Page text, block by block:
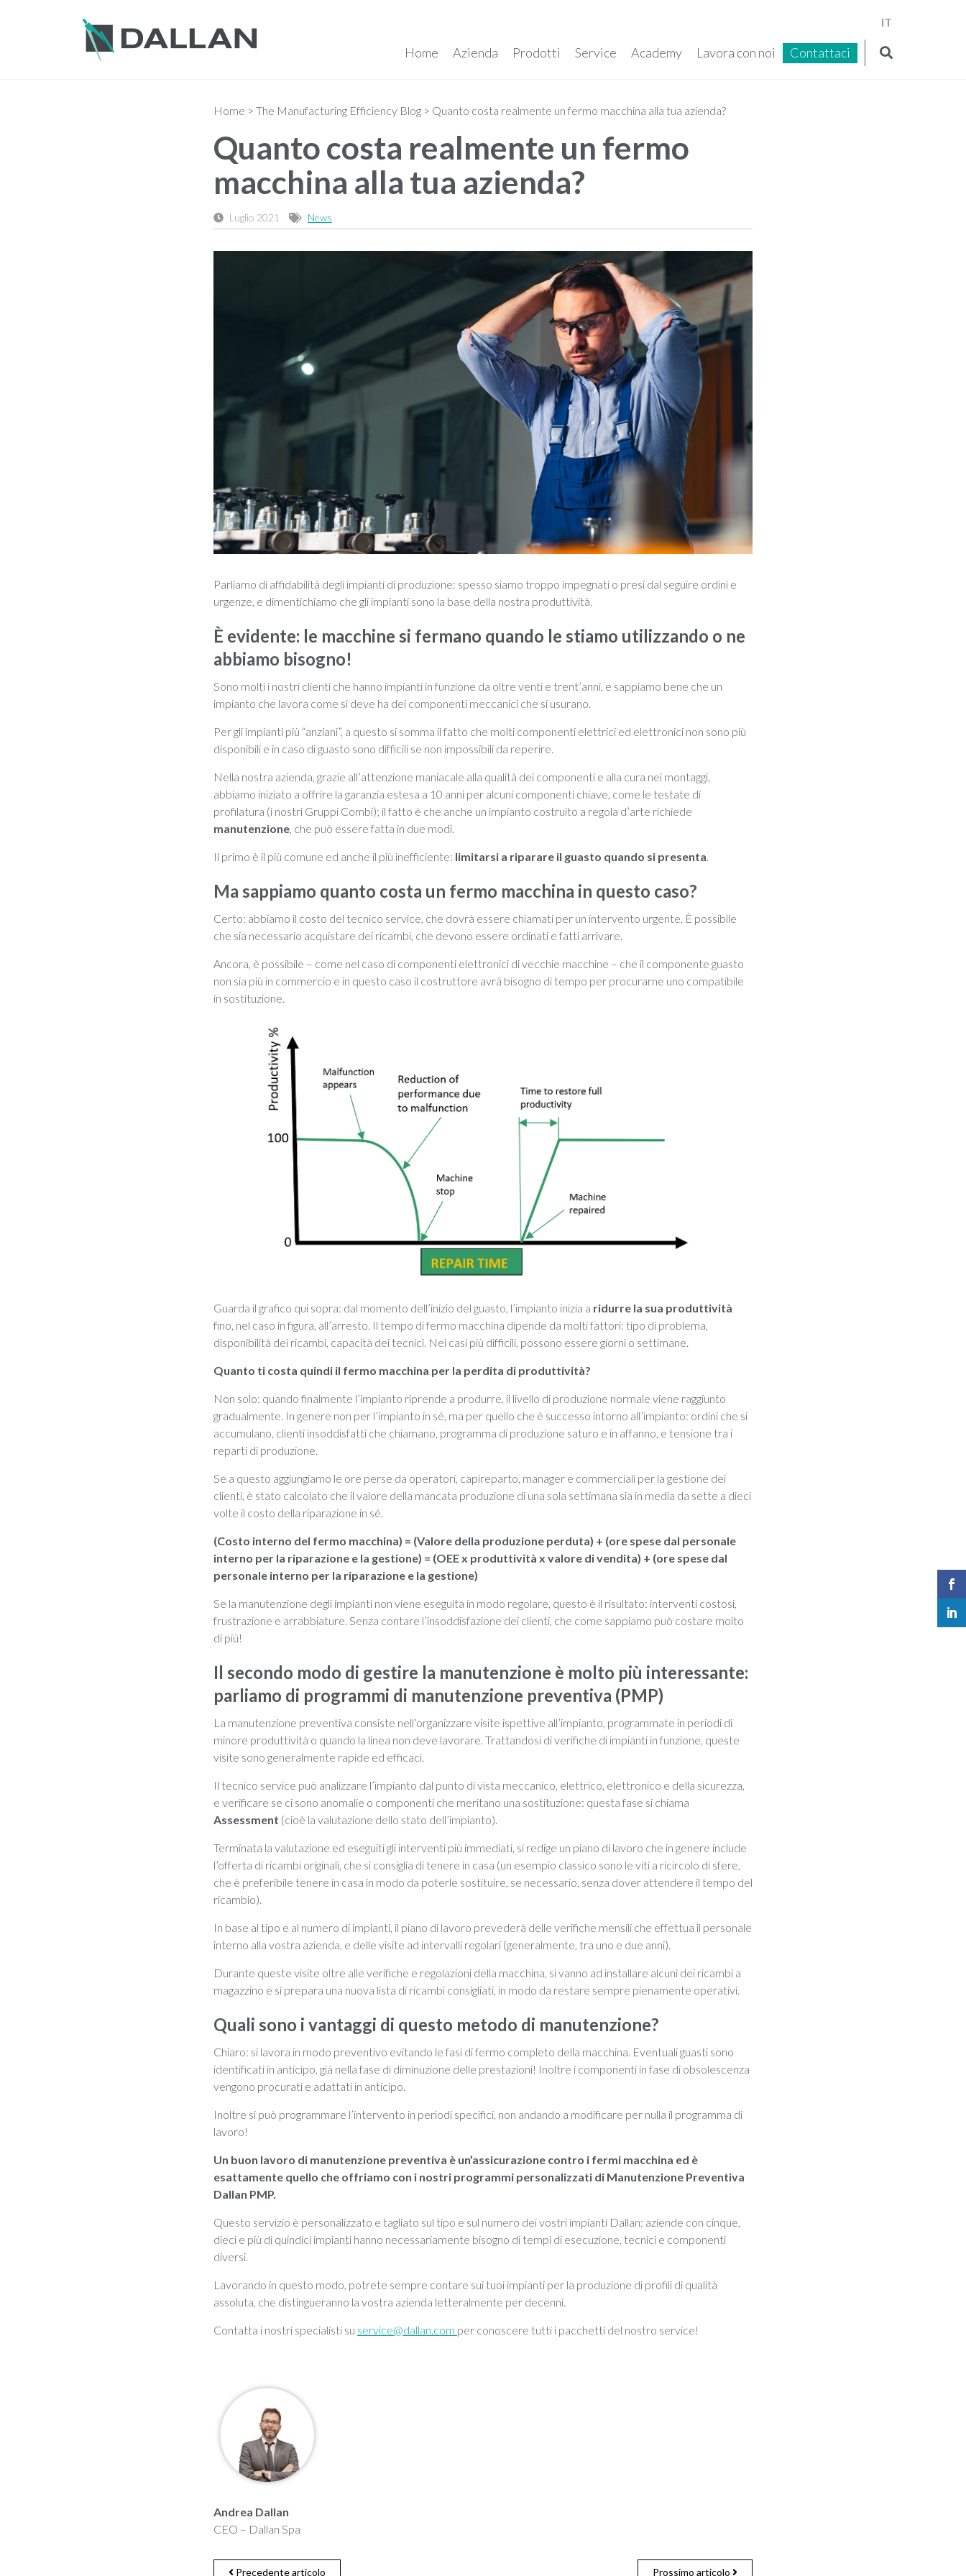
IT
Home Azienda Prodotti Service Academy Lavora con noi Contattaci
Home > The Manufacturing Efficiency Blog > Quanto costa realmente un fermo macchina alla tua azienda?
Quanto costa realmente un fermo
macchina alla tua azienda?
Luglio 2021 News
Parliamo di affidabilità degli impianti di produzione: spesso siamo troppo impegnati o presi dal seguire ordini e
urgenze, e dimentichiamo che gli impianti sono la base della nostra produttività.
È evidente: le macchine si fermano quando le stiamo utilizzando o ne
abbiamo bisogno!
Sono molti i nostri clienti che hanno impianti in funzione da oltre venti e trent’anni, e sappiamo bene che un
impianto che lavora come si deve ha dei componenti meccanici che si usurano.
Per gli impianti più “anziani”, a questo si somma il fatto che molti componenti elettrici ed elettronici non sono più
disponibili e in caso di guasto sono difficili se non impossibili da reperire.
Nella nostra azienda, grazie all’attenzione maniacale alla qualità dei componenti e alla cura nei montaggi,
abbiamo iniziato a offrire la garanzia estesa a 10 anni per alcuni componenti chiave, come le testate di
profilatura (i nostri Gruppi Combi); il fatto è che anche un impianto costruito a regola d’arte richiede
manutenzione, che può essere fatta in due modi.
Il primo è il più comune ed anche il più inefficiente: limitarsi a riparare il guasto quando si presenta.
Ma sappiamo quanto costa un fermo macchina in questo caso?
Certo: abbiamo il costo del tecnico service, che dovrà essere chiamati per un intervento urgente. È possibile
che sia necessario acquistare dei ricambi, che devono essere ordinati e fatti arrivare.
Ancora, è possibile – come nel caso di componenti elettronici di vecchie macchine – che il componente guasto
non sia più in commercio e in questo caso il costruttore avrà bisogno di tempo per procurarne uno compatibile
in sostituzione.
Guarda il grafico qui sopra: dal momento dell’inizio del guasto, l’impianto inizia a ridurre la sua produttività
fino, nel caso in figura, all’arresto. Il tempo di fermo macchina dipende da molti fattori: tipo di problema,
disponibilità dei ricambi, capacità dei tecnici. Nei casi più difficili, possono essere giorni o settimane.
Quanto ti costa quindi il fermo macchina per la perdita di produttività?
Non solo: quando finalmente l’impianto riprende a produrre, il livello di produzione normale viene raggiunto
gradualmente. In genere non per l’impianto in sé, ma per quello che è successo intorno all’impianto: ordini che si
accumulano, clienti insoddisfatti che chiamano, programma di produzione saturo e in affanno, e tensione tra i
reparti di produzione.
Se a questo aggiungiamo le ore perse da operatori, capireparto, manager e commerciali per la gestione dei
clienti, è stato calcolato che il valore della mancata produzione di una sola settimana sia in media da sette a dieci
volte il costo della riparazione in sé.
(Costo interno del fermo macchina) = (Valore della produzione perduta) + (ore spese dal personale
interno per la riparazione e la gestione) = (OEE x produttività x valore di vendita) + (ore spese dal
personale interno per la riparazione e la gestione)
Se la manutenzione degli impianti non viene eseguita in modo regolare, questo è il risultato: interventi costosi,
frustrazione e arrabbiature. Senza contare l’insoddisfazione dei clienti, che come sappiamo può costare molto
di più!
Il secondo modo di gestire la manutenzione è molto più interessante:
parliamo di programmi di manutenzione preventiva (PMP)
La manutenzione preventiva consiste nell’organizzare visite ispettive all’impianto, programmate in periodi di
minore produttività o quando la linea non deve lavorare. Trattandosi di verifiche di impianti in funzione, queste
visite sono generalmente rapide ed efficaci.
Il tecnico service può analizzare l’impianto dal punto di vista meccanico, elettrico, elettronico e della sicurezza,
e verificare se ci sono anomalie o componenti che meritano una sostituzione: questa fase si chiama
Assessment (cioè la valutazione dello stato dell’impianto).
Terminata la valutazione ed eseguiti gli interventi più immediati, si redige un piano di lavoro che in genere include
l’offerta di ricambi originali, che si consiglia di tenere in casa (un esempio classico sono le viti a ricircolo di sfere,
che è preferibile tenere in casa in modo da poterle sostituire, se necessario, senza dover attendere il tempo del
ricambio).
In base al tipo e al numero di impianti, il piano di lavoro prevederà delle verifiche mensili che effettua il personale
interno alla vostra azienda, e delle visite ad intervalli regolari (generalmente, tra uno e due anni).
Durante queste visite oltre alle verifiche e regolazioni della macchina, si vanno ad installare alcuni dei ricambi a
magazzino e si prepara una nuova lista di ricambi consigliati, in modo da restare sempre pienamente operativi.
Quali sono i vantaggi di questo metodo di manutenzione?
Chiaro: si lavora in modo preventivo evitando le fasi di fermo completo della macchina. Eventuali guasti sono
identificati in anticipo, già nella fase di diminuzione delle prestazioni! Inoltre i componenti in fase di obsolescenza
vengono procurati e adattati in anticipo.
Inoltre si può programmare l’intervento in periodi specifici, non andando a modificare per nulla il programma di
lavoro!
Un buon lavoro di manutenzione preventiva è un’assicurazione contro i fermi macchina ed è
esattamente quello che offriamo con i nostri programmi personalizzati di Manutenzione Preventiva
Dallan PMP.
Questo servizio è personalizzato e tagliato sul tipo e sul numero dei vostri impianti Dallan: aziende con cinque,
dieci e più di quindici impianti hanno necessariamente bisogno di tempi di esecuzione, tecnici e componenti
diversi.
Lavorando in questo modo, potrete sempre contare sui tuoi impianti per la produzione di profili di qualità
assoluta, che distingueranno la vostra azienda letteralmente per decenni.
Contatta i nostri specialisti su service@dallan.com per conoscere tutti i pacchetti del nostro service!
Andrea Dallan
CEO – Dallan Spa
Precedente articolo Prossimo articolo